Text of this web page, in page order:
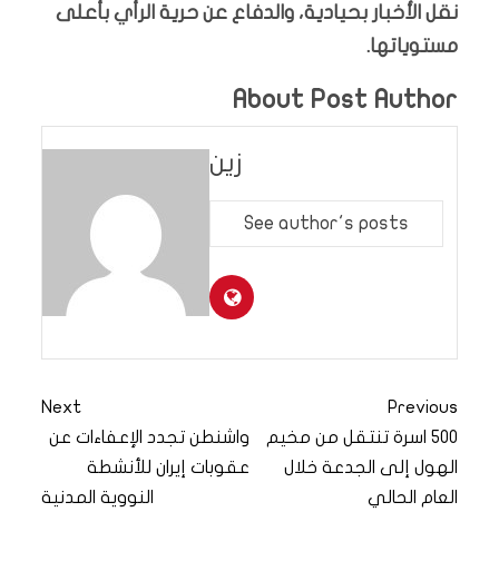
نقل الأخبار بحيادية، والدفاع عن حرية الرأي بأعلى
مستوياتها.
About Post Author
زين
See author's posts
Previous
500 اسرة تنتقل من مخيم
الهول إلى الجدعة خلال
العام الحالي
Next
واشنطن تجدد الإعفاءات عن
عقوبات إيران للأنشطة
النووية المدنية